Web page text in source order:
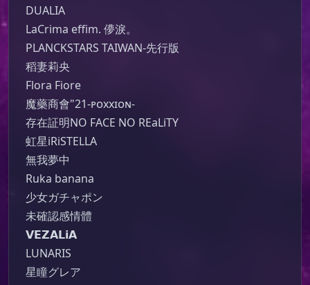
DUALIA
LaCrima effim. 儚淚。
PLANCKSTARS TAIWAN-先行版
稻妻莉央
Flora Fiore
魔藥商會"21-ᴘᴏxxɪᴏɴ-
存在証明NO FACE NO REaLiTY
虹星iRiSTELLA
無我夢中
Ruka banana
少女ガチャポン
未確認感情體
𝗩𝗘𝗭𝗔𝗟𝗶𝗔
LUNARIS
星瞳グレア